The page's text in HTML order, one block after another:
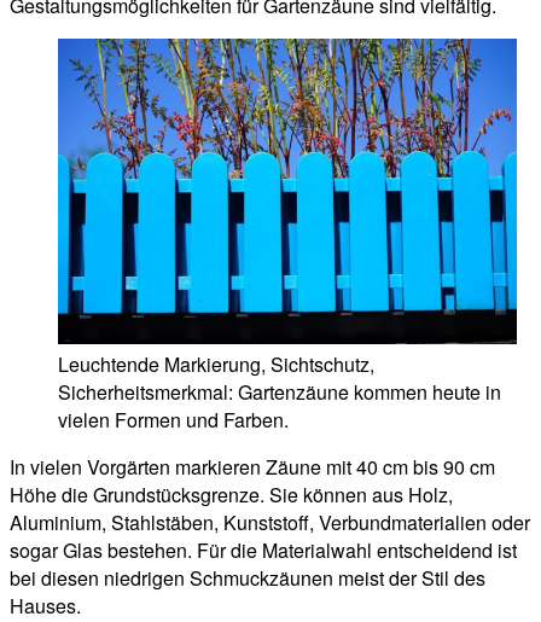
Gestaltungsmöglichkeiten für Gartenzäune sind vielfältig.
Leuchtende Markierung, Sichtschutz,
Sicherheitsmerkmal: Gartenzäune kommen heute in
vielen Formen und Farben.
In vielen Vorgärten markieren Zäune mit 40 cm bis 90 cm
Höhe die Grundstücksgrenze. Sie können aus Holz,
Aluminium, Stahlstäben, Kunststoff, Verbundmaterialien oder
sogar Glas bestehen. Für die Materialwahl entscheidend ist
bei diesen niedrigen Schmuckzäunen meist der Stil des
Hauses.